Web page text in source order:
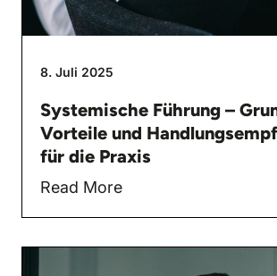
8. Juli 2025
Systemische Führung –
Vorteile und
für die Praxis
Read More